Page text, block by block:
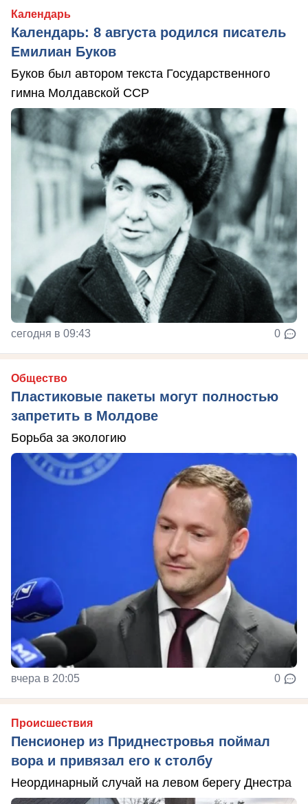
Календарь
Календарь: 8 августа родился писатель
Емилиан Буков
Буков был автором текста Государственного
гимна Молдавской ССР
сегодня в 09:43 0
Общество
Пластиковые пакеты могут полностью
запретить в Молдове
Борьба за экологию
вчера в 20:05 0
Происшествия
Пенсионер из Приднестровья поймал
вора и привязал его к столбу
Неординарный случай на левом берегу Днестра